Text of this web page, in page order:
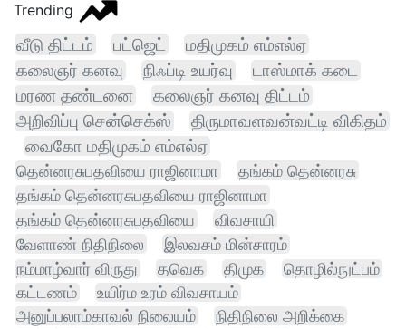
Trending
வீடு திட்டம் பட்ஜெட்
மதிமுகம் எம்எல்ஏ
கலைஞர் கனவு
நிஃப்டி உயர்வு
டாஸ்மாக் கடை
மரண தண்டனை
கலைஞர் கனவு திட்டம்
அறிவிப்பு சென்செக்ஸ்
திருமாவளவன்வட்டி விகிதம்
வைகோ மதிமுகம் எம்எல்ஏ
தென்னரசுபதவியை ராஜினாமா
தங்கம் தென்னரசு
தங்கம் தென்னரசுபதவியை ராஜினாமா
தங்கம் தென்னரசுபதவியை
விவசாயி
வேளாண் நிதிநிலை
இலவசம் மின்சாரம்
நம்மாழ்வார் விருது தவெக திமுக
தொழில்நுட்பம்
கட்டணம்
உயிர்ம உரம் விவசாயம்
அனுப்பலாம்காவல் நிலையம்
நிதிநிலை அறிக்கை